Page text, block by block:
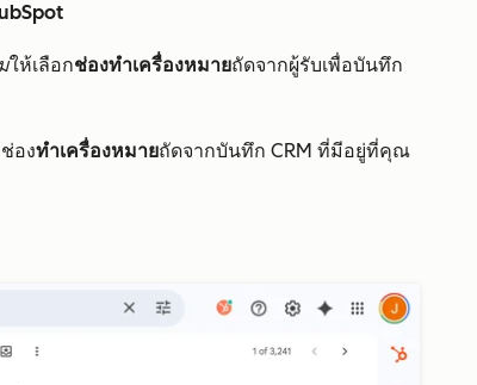
ให้เลือกช่องทำเครื่องหมายถัดจากผู้รับเพื่อบันทึก
องทำเครื่องหมายถัดจากบันทึก CRM ที่มีอยู่ที่คุณ